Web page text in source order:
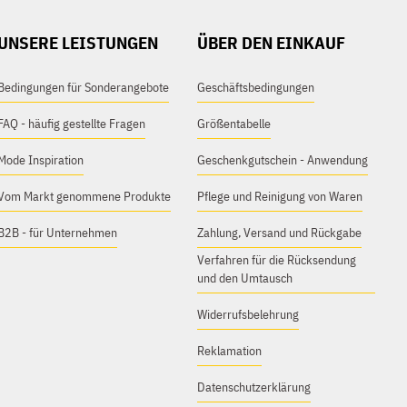
LEISTUNGEN
für Sonderangebote
- häufig gestellte Fragen
Inspiration
Markt genommene Produkte
- für Unternehmen
ÜBER DEN EINKAUF
Geschäftsbedingungen
Größentabelle
Geschenkgutschein - Anwendung
Pflege und Reinigung von Waren
Zahlung, Versand und Rückgabe
Verfahren für die Rücksendung
und den Umtausch
Widerrufsbelehrung
Reklamation
Datenschutzerklärung